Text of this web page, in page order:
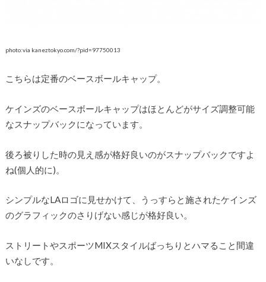
photo:via kaneztokyo.com/?pid=97750013
こちらは定番のベースボールキャップ。
ケインズのベースボールキャップはほとんどがサイズ調整可能
なスナップバックになっています。
後ろ被りした時の見え感が格好良いのがスナップバックですよ
ね(個人的に)。
シンプルなLAロゴに見せかけて、うっすらと施されたケインズ
のグラフィックのさりげない感じが格好良い。
ストリートやスポーツMIXスタイルばっちりとハマること間違
いなしです。